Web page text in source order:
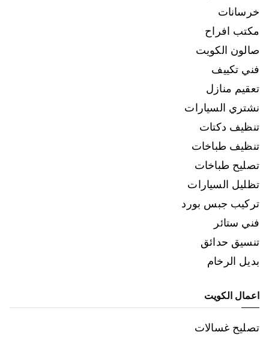
خرسانات
مكتب افراح
صالون الكويت
فني تكييف
تعقيم منازل
نشتري السيارات
تنظيف دكتات
تنظيف طباخات
تصليح طباخات
تظليل السيارات
تركيب جبس بورد
فني ستائر
تنسيق حدائق
بديل الرخام
اعمال الكويت
تصليح غسالات